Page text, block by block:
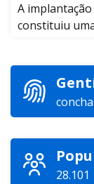
A
constituiu
condições de
O
rio Moji
XIX,
que permitia
região.
28.101